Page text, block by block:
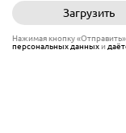
Загрузить
Нажимая кнопку
персональных данныхи